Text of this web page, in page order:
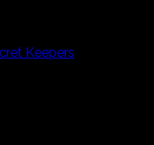
Keepers